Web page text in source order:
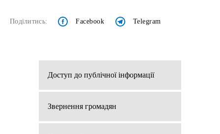
Поділитись: Facebook Telegram
Доступ до публічної інформації
Звернення громадян